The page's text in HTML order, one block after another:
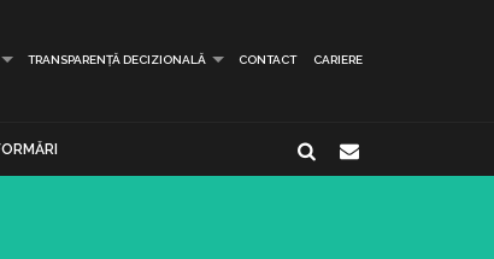
TRANSPARENȚĂ DECIZIONALĂ CONTACT CARIERE